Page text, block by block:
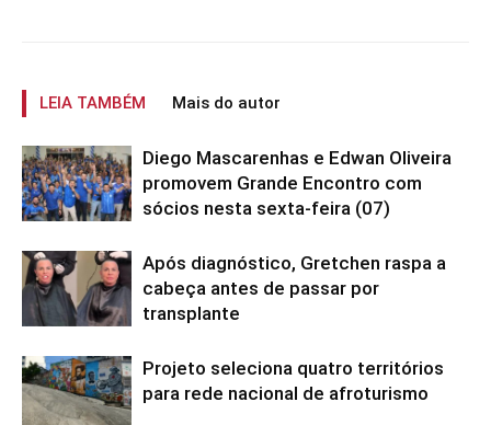
LEIA TAMBÉM Mais do autor
Diego Mascarenhas e Edwan Oliveira
promovem Grande Encontro com
sócios nesta sexta-feira (07)
Após diagnóstico, Gretchen raspa a
cabeça antes de passar por
transplante
Projeto seleciona quatro territórios
para rede nacional de afroturismo